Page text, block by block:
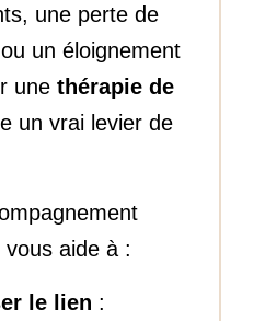
une perte de
un éloignement
unethérapie de
un vrai levier de
aide à :
le lien :